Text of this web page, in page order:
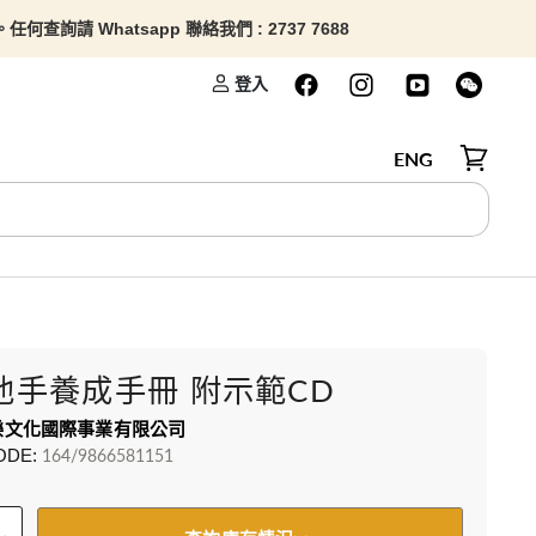
任何查詢請 Whatsapp 聯絡我們 : 2737 7688
登入
ENG
檢視購
手養成手冊 附示範CD
化國際事業有限公司
164/9866581151